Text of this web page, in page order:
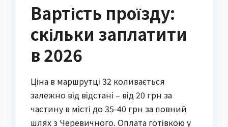
Вартість проїзду:
скільки заплатити
в 2026
Ціна в маршрутці 32 коливається
залежно від відстані – від 20 грн за
частину в місті до 35-40 грн за повний
шлях з Черевичного. Оплата готівкою у